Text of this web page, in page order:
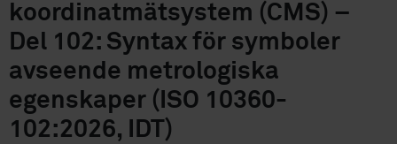
koordinatmätsystem (CMS) –
Del 102: Syntax för symboler
avseende metrologiska
egenskaper (ISO 10360-
102:2026, IDT)